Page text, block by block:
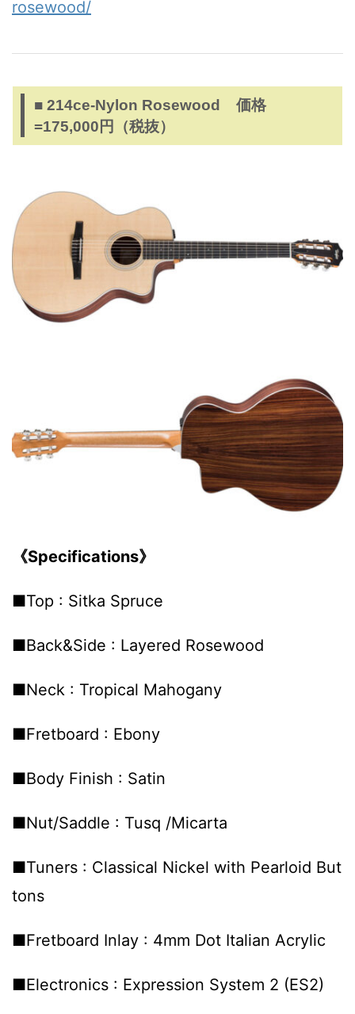
rosewood/
■ 214ce-Nylon Rosewood 価格
=175,000円（税抜）
《Specifications》
■Top : Sitka Spruce
■Back&Side : Layered Rosewood
■Neck : Tropical Mahogany
■Fretboard : Ebony
■Body Finish : Satin
■Nut/Saddle : Tusq /Micarta
■Tuners : Classical Nickel with Pearloid But
tons
■Fretboard Inlay : 4mm Dot Italian Acrylic
■Electronics : Expression System 2 (ES2)